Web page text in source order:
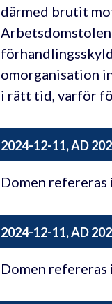
därmed brutit
omorganisation
i rätt tid, varför
2024-12-11, AD
Domen refereras
2024-12-11, AD
Domen refereras